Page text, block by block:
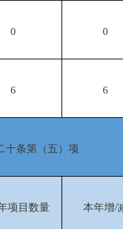
0 0
6 6
十条第（五）项
项目数量 本年增/